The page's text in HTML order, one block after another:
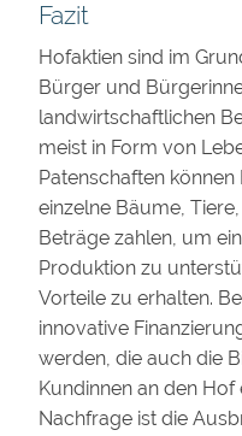
Fazit
Hofaktien sind im
Bürger und
landwirtschaftlichen
meist in Form von
Patenschaften
einzelne Bäume,
Beträge zahlen, um
Produktion zu
Vorteile zu erhalten.
innovative
werden, die auch die
Kundinnen an den
Nachfrage ist die